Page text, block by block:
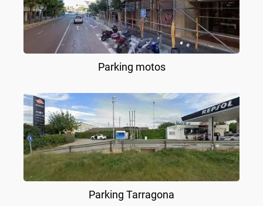
Parking motos
Parking Tarragona